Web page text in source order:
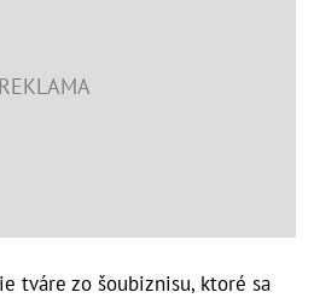
tváre zo šoubiznisu, ktoré sa